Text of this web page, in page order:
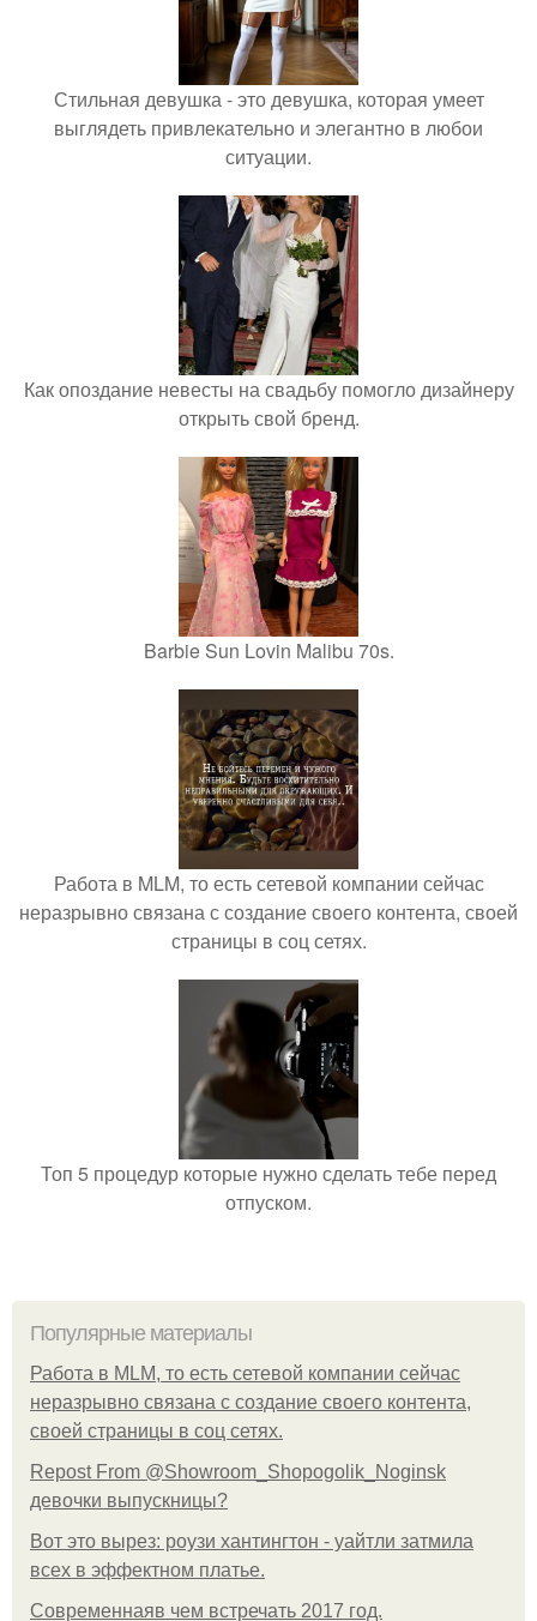
Стильная девушка - это девушка, которая умеет
выглядеть привлекательно и элегантно в любои
ситуации.
Как опоздание невесты на свадьбу помогло дизайнеру
открыть свой бренд.
Barbie Sun Lovin Malibu 70s.
Работа в MLM, то есть сетевой компании сейчас
неразрывно связана с создание своего контента, своей
страницы в соц сетях.
Топ 5 процедур которые нужно сделать тебе перед
отпуском.
Популярные материалы
Работа в MLM, то есть сетевой компании сейчас
неразрывно связана с создание своего контента,
своей страницы в соц сетях.
Repost From @Showroom_Shopogolik_Noginsk
девочки выпускницы?
Вот это вырез: роузи хантингтон - уайтли затмила
всех в эффектном платьe.
Современнаяв чем встречать 2017 год.